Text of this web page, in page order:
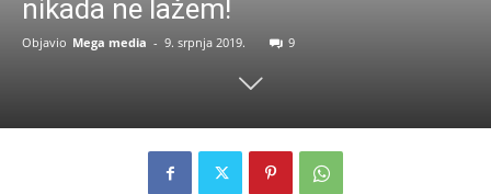
nikada ne lažem!
Objavio Mega media - 9. srpnja 2019. 9